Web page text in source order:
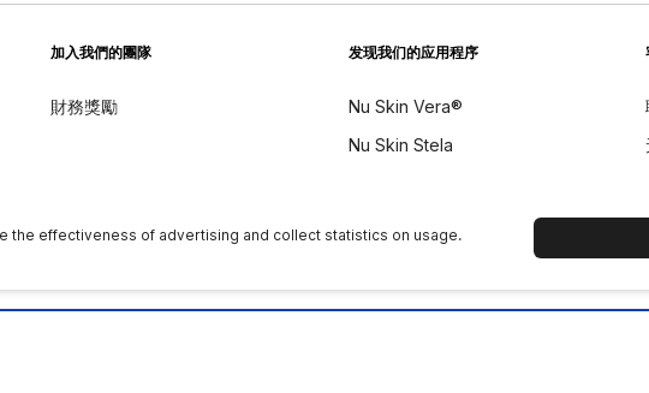
加入我們的團隊
財務獎勵
发现我们的应用程序
Nu Skin Vera®
Nu Skin Stela